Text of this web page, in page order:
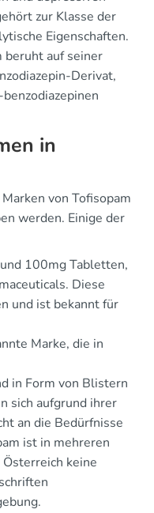
zur Klasse der
Eigenschaften.
beruht auf seiner
Derivat,
in
von Tofisopam
werden. Einige der
100mg Tabletten,
Diese
und ist bekannt für
Marke, die in
in Form von Blistern
sich aufgrund ihrer
an die Bedürfnisse
ist in mehreren
keine